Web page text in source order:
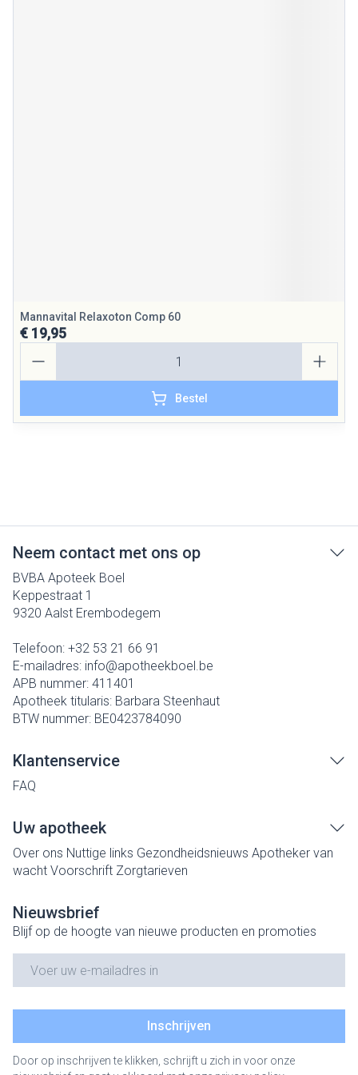
Mannavital Relaxoton Comp 60
€ 19,95
Bestel
Neem contact met ons op
BVBA Apoteek Boel
Keppestraat 1
9320 Aalst Erembodegem
Telefoon: +32 53 21 66 91
E-mailadres: info@apotheekboel.be
APB nummer: 411401
Apotheek titularis: Barbara Steenhaut
BTW nummer: BE0423784090
Klantenservice
FAQ
Uw apotheek
Over ons Nuttige links Gezondheidsnieuws Apotheker van
wacht Voorschrift Zorgtarieven
Nieuwsbrief
Blijf op de hoogte van nieuwe producten en promoties
Inschrijven
Door op inschrijven te klikken, schrijft u zich in voor onze